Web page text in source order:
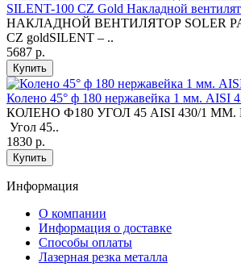
SILENT-100 CZ Gold Накладной
НАКЛАДНОЙ ВЕНТИЛЯТОР SOLER
CZ goldSILENT – ..
5687 р.
Купить
Колено 45° ф 180 нержавейка 1 мм. AISI
КОЛЕНО Ф180 УГОЛ 45 AISI 430/1
Угол 45..
1830 р.
Купить
Информация
O компании
Информация о доставке
Способы оплаты
Лазерная резка металла